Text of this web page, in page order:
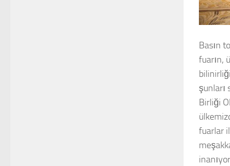
Basın
fuarın,
şunları
Birliği
fuarlar